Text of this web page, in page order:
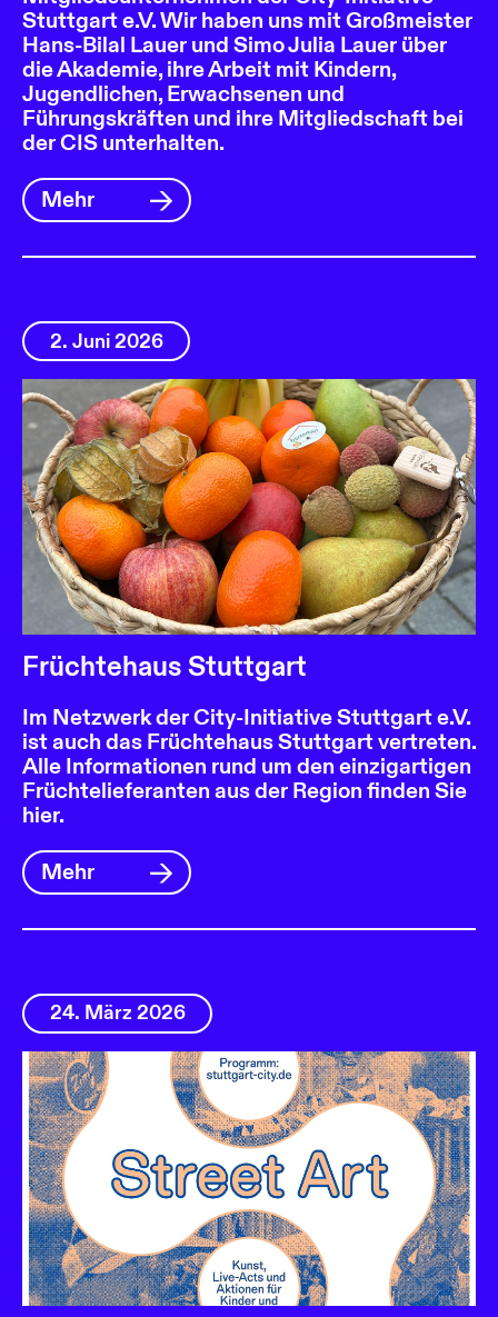
Stuttgart e.V. Wir haben uns mit Großmeister
Hans-Bilal Lauer und Simo Julia Lauer über
die Akademie, ihre Arbeit mit Kindern,
Jugendlichen, Erwachsenen und
Führungskräften und ihre Mitgliedschaft bei
der CIS unterhalten.
Mehr
2. Juni 2026
Früchtehaus Stuttgart
Im Netzwerk der City-Initiative Stuttgart e.V.
ist auch das Früchtehaus Stuttgart vertreten.
Alle Informationen rund um den einzigartigen
Früchtelieferanten aus der Region finden Sie
hier.
Mehr
24. März 2026